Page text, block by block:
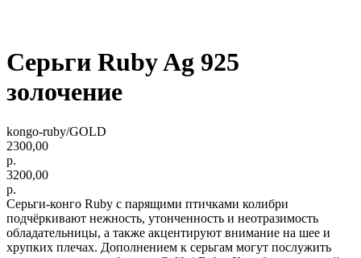
Серьги Ruby Ag 925
золочение
kongo-ruby/GOLD
2300,00
р.
3200,00
р.
Серьги-конго Ruby с парящими птичками колибри
подчёркивают нежность, утонченность и неотразимость
обладательницы, а также акцентируют внимание на шее и
хрупких плечах. Дополнением к серьгам могут послужить